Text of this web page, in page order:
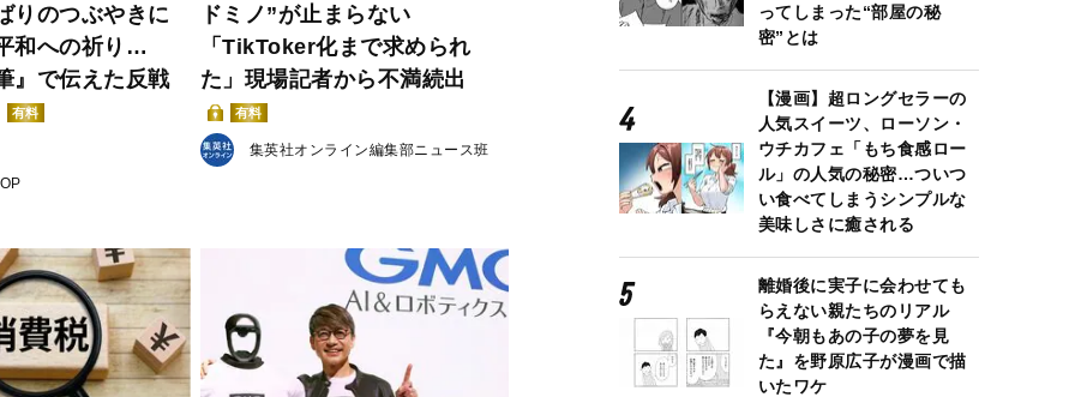
りのつぶやきに
和への祈り…
』で伝えた反戦
有料
ドミノ”が止まらない
「TikToker化まで求められ
た」現場記者から不満続出
有料
集英社オンライン編集部ニュース班
ってしまった“部屋の秘
密”とは
【漫画】超ロングセラーの
人気スイーツ、ローソン・
ウチカフェ「もち食感ロー
ル」の人気の秘密…ついつ
い食べてしまうシンプルな
美味しさに癒される
離婚後に実子に会わせても
らえない親たちのリアル
『今朝もあの子の夢を見
た』を野原広子が漫画で描
いたワケ